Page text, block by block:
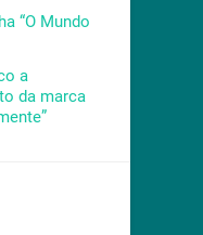
“O Mundo
a
da marca